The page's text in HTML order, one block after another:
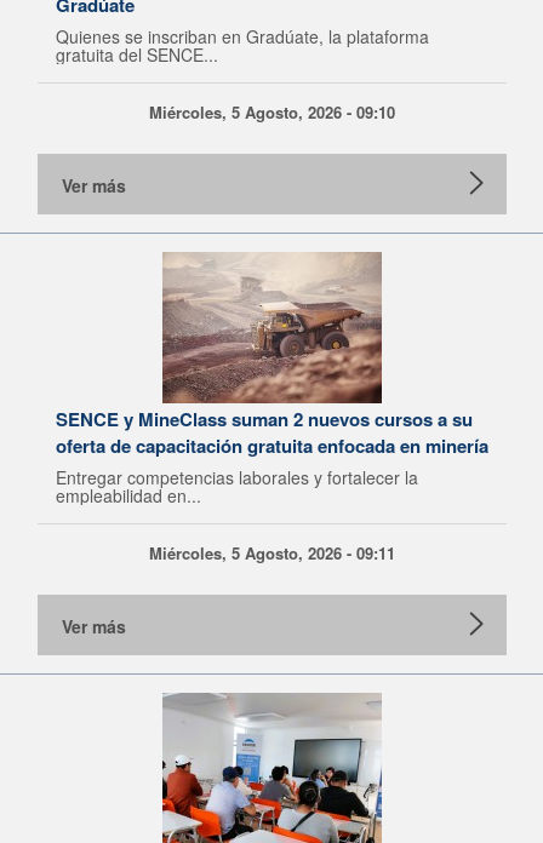
Quienes se inscriban en Gradúate, la plataforma
gratuita del SENCE...
Miércoles, 5 Agosto, 2026 - 09:10
Ver más
SENCE y MineClass suman 2 nuevos cursos a su
oferta de capacitación gratuita enfocada en minería
Entregar competencias laborales y fortalecer la
empleabilidad en...
Miércoles, 5 Agosto, 2026 - 09:11
Ver más